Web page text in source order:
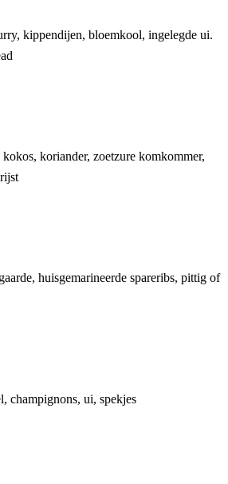
kippendijen, bloemkool, ingelegde ui.
koriander, zoetzure komkommer,
huisgemarineerde spareribs, pittig of
champignons, ui, spekjes